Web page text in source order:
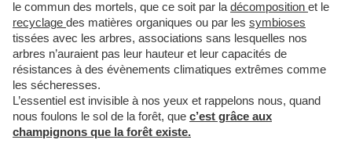
le commun des mortels, que ce soit par la décomposition et le
recyclage des matières organiques ou par les symbioses
tissées avec les arbres, associations sans lesquelles nos
arbres n’auraient pas leur hauteur et leur capacités de
résistances à des évènements climatiques extrêmes comme
les sécheresses.
L’essentiel est invisible à nos yeux et rappelons nous, quand
nous foulons le sol de la forêt, que c’est grâce aux
champignons que la forêt existe.